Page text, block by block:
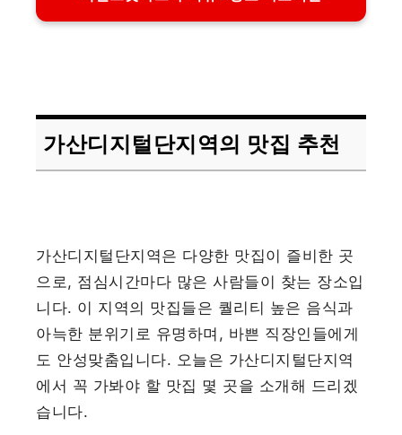
가산디지털단지역의 맛집 추천
가산디지털단지역은 다양한 맛집이 즐비한 곳
으로, 점심시간마다 많은 사람들이 찾는 장소입
니다. 이 지역의 맛집들은 퀄리티 높은 음식과
아늑한 분위기로 유명하며, 바쁜 직장인들에게
도 안성맞춤입니다. 오늘은 가산디지털단지역
에서 꼭 가봐야 할 맛집 몇 곳을 소개해 드리겠
습니다.